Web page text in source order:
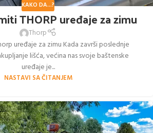
KAKO DA...?
THORP uređaje za zimu
Thorp
uređaje za zimu Kada završi poslednje
lišća, većina nas svoje baštenske
uređaje je...
NASTAVI SA ČITANJEM